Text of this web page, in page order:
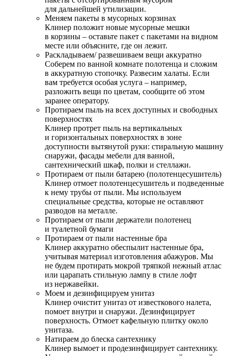
для дальнейшей утилизации.
Меняем пакеты в мусорных корзинах
Клинер положит новые мусорные мешки
в корзины – оставьте пакет с пакетами на видном
месте или объясните, где он лежит.
Раскладываем/ развешиваем вещи аккуратно
Соберем по ванной комнате полотенца и сложим
в аккуратную стопочку. Развесим халаты. Если
вам требуется особая услуга – например,
разложить вещи по цветам, сообщите об этом
заранее оператору.
Протираем пыль на всех доступных и свободных
поверхностях
Клинер протрет пыль на вертикальных
и горизонтальных поверхностях в зоне
доступности вытянутой руки: стиральную машину
снаружи, фасады мебели для ванной,
сантехнический шкаф, полки и стеллажи.
Протираем от пыли батарею (полотенцесушитель)
Клинер отмоет полотенцесушитель и подведенные
к нему трубы от пыли. Мы используем
специальные средства, которые не оставляют
разводов на металле.
Протираем от пыли держатели полотенец
и туалетной бумаги
Протираем от пыли настенные бра
Клинер аккуратно обеспылит настенные бра,
учитывая материал изготовления абажуров. Мы
не будем протирать мокрой тряпкой нежный атлас
или царапать стильную лампу в стиле лофт
из нержавейки.
Моем и дезинфицируем унитаз
Клинер очистит унитаз от известкового налета,
помоет внутри и снаружи. Дезинфицирует
поверхность. Отмоет кафельную плитку около
унитаза.
Натираем до блеска сантехнику
Клинер вымоет и продезинфицирует сантехнику.